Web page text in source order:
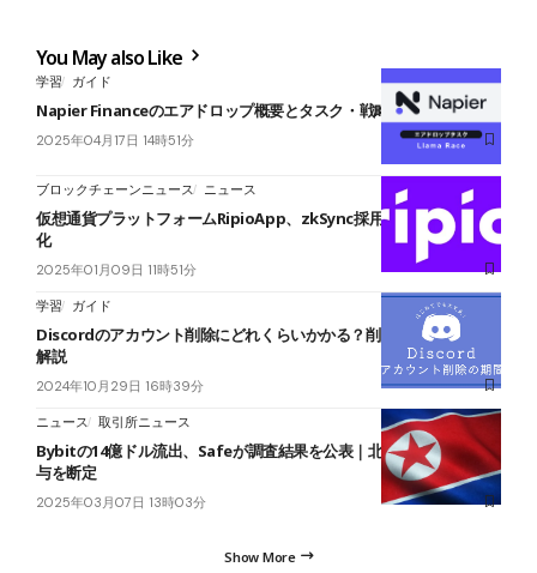
You May also Like
学習 ガイド
Napier Financeのエアドロップ概要とタスク・戦略まとめ
2025年04月17日 14時51分
ブロックチェーンニュース ニュース
仮想通貨プラットフォームRipioApp、zkSync採用で南米の基盤強
化
2025年01月09日 11時51分
学習 ガイド
Discordのアカウント削除にどれくらいかかる？削除方法や注意点を
解説
2024年10月29日 16時39分
ニュース 取引所ニュース
Bybitの14億ドル流出、Safeが調査結果を公表｜北朝鮮UNC4899関
与を断定
2025年03月07日 13時03分
Show More